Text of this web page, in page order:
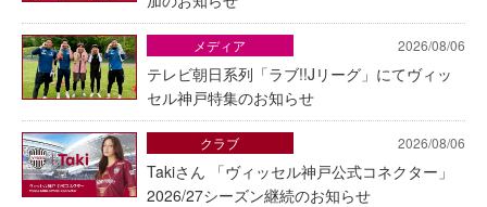
2026/08/06
テレビ朝日系列「ラブ!!Jリーグ」にてヴィッ
セル神戸特集のお知らせ
メディア
2026/08/06
Takiさん 「ヴィッセル神戸公式コネクター」
2026/27シーズン継続のお知らせ
クラブ